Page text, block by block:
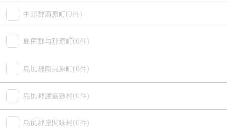
中頭郡西原町(0件)
島尻郡与那原町(0件)
島尻郡南風原町(0件)
島尻郡渡嘉敷村(0件)
島尻郡座間味村(0件)